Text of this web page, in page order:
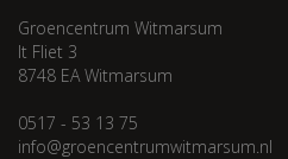
Groencentrum Witmarsum
It Fliet 3
8748 EA Witmarsum
0517 - 53 13 75
info@groencentrumwitmarsum.nl